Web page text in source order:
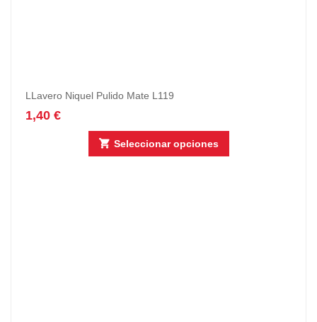
LLavero Niquel Pulido Mate L119
1,40 €
Seleccionar opciones